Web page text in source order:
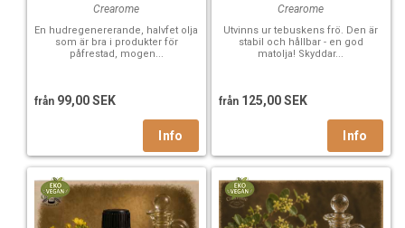
Crearome
En hudregenererande, halvfet olja
som är bra i produkter för
påfrestad, mogen...
från 99,00 SEK
Crearome
Utvinns ur tebuskens frö. Den är
stabil och hållbar - en god
matolja! Skyddar...
från 125,00 SEK